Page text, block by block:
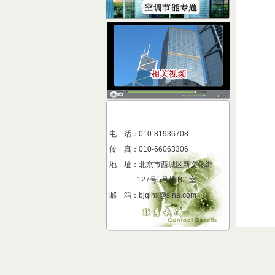
电 话：010-81936708
传 真 ： 010-66063306
地 址 ： 北京市西城区新文化街
127号5号楼101室
邮 箱：bjqlhx@sina.com